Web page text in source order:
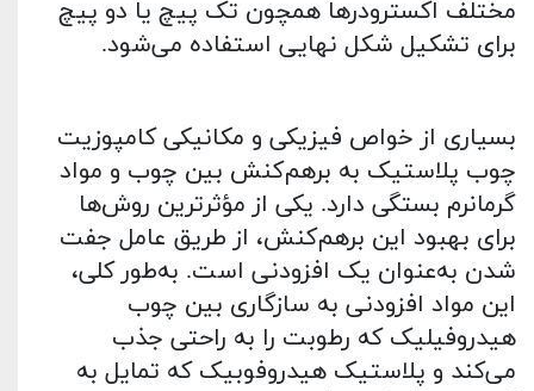
مختلف اکسترودرها همچون تک پیچ یا دو پیچ
برای تشکیل شکل نهایی استفاده می‌شود.
بسیاری از خواص فیزیکی و مکانیکی کامپوزیت
چوب پلاستیک به برهم‌کنش بین چوب و مواد
گرمانرم بستگی دارد. یکی از مؤثرترین روش‌ها
برای بهبود این برهم‌کنش، از طریق عامل جفت
شدن به‌عنوان یک افزودنی است. به‌طور کلی،
این مواد افزودنی به سازگاری بین چوب
هیدروفیلیک که رطوبت را به راحتی جذب
می‌کند و پلاستیک هیدروفوبیک که تمایل به